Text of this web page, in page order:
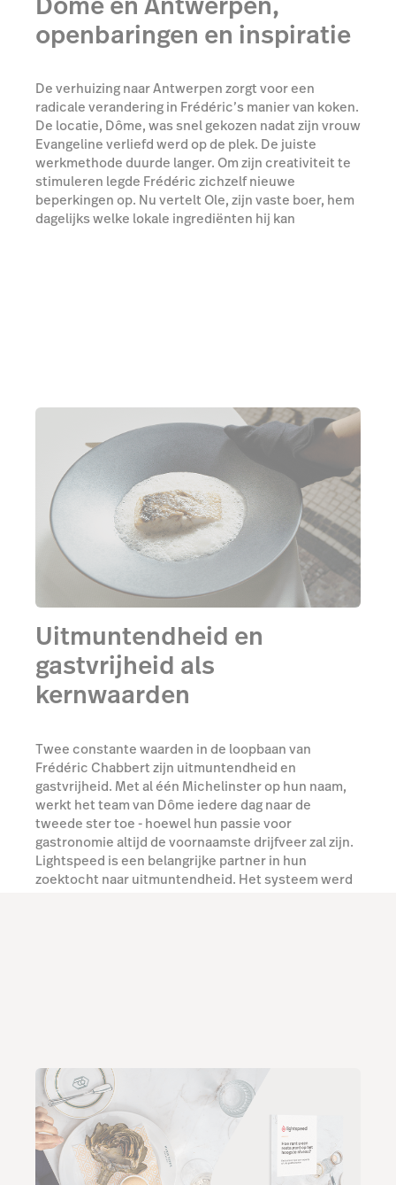
openbaringen en inspiratie
De verhuizing naar Antwerpen zorgt voor een
radicale verandering in Frédéric’s manier van koken.
De locatie, Dôme, was snel gekozen nadat zijn vrouw
Evangeline verliefd werd op de plek. De juiste
werkmethode duurde langer. Om zijn creativiteit te
stimuleren legde Frédéric zichzelf nieuwe
beperkingen op. Nu vertelt Ole, zijn vaste boer, hem
dagelijks welke lokale ingrediënten hij kan
Uitmuntendheid en
gastvrijheid als
kernwaarden
Twee constante waarden in de loopbaan van
Frédéric Chabbert zijn uitmuntendheid en
gastvrijheid. Met al één Michelinster op hun naam,
werkt het team van Dôme iedere dag naar de
tweede ster toe - hoewel hun passie voor
gastronomie altijd de voornaamste drijfveer zal zijn.
Lightspeed is een belangrijke partner in hun
zoektocht naar uitmuntendheid. Het systeem werd